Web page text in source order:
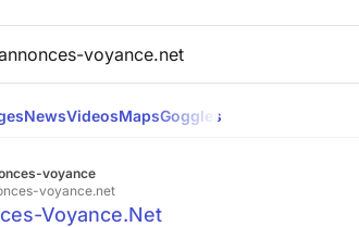
NewsVideosMapsGoggles
voyance
voyance.net
Voyance.Net